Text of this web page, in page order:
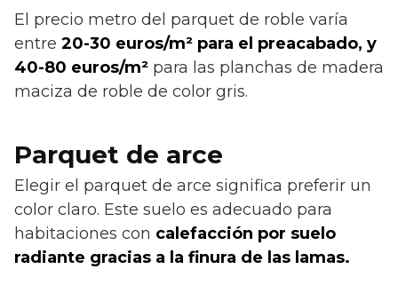
El precio metro del parquet de roble varía
entre 20-30 euros/m² para el preacabado, y
40-80 euros/m² para las planchas de madera
maciza de roble de color gris.
Parquet de arce
Elegir el parquet de arce significa preferir un
color claro. Este suelo es adecuado para
habitaciones con calefacción por suelo
radiante gracias a la finura de las lamas.